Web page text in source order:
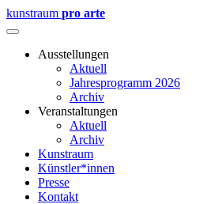
kunstraum pro arte
Ausstellungen
Aktuell
Jahresprogramm 2026
Archiv
Veranstaltungen
Aktuell
Archiv
Kunstraum
Künstler*innen
Presse
Kontakt